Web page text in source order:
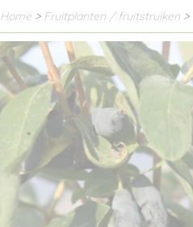
Home > Fruitplanten / fruitstruiken >